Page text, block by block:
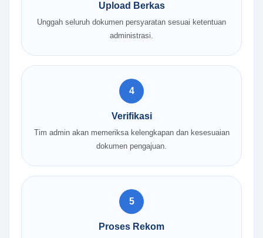
Upload Berkas
Unggah seluruh dokumen persyaratan sesuai ketentuan
administrasi.
4
Verifikasi
Tim admin akan memeriksa kelengkapan dan kesesuaian
dokumen pengajuan.
5
Proses Rekom